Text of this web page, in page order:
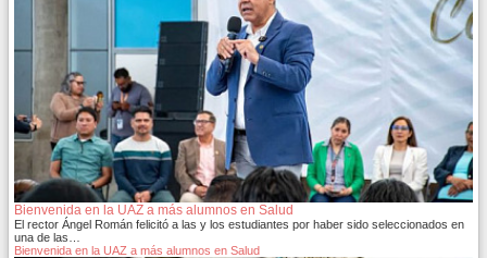
Bienvenida en la UAZ a más alumnos en Salud
El rector Ángel Román felicitó a las y los estudiantes por haber sido seleccionados en
una de las…
Bienvenida en la UAZ a más alumnos en Salud